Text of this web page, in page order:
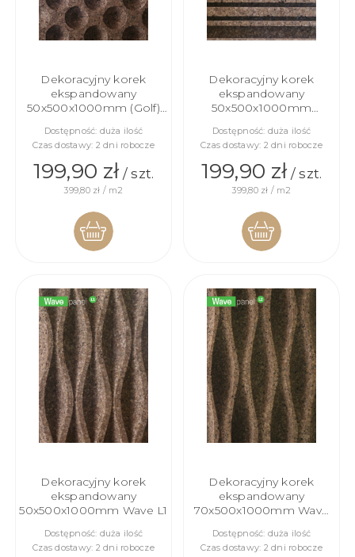
Dekoracyjny korek
ekspandowany
50x500x1000mm (Golf)
Dostępność: duża ilość
Czas dostawy: 2 dni robocze
199,90 zł/ szt.
399,80 zł / m2
KOSZYKA
Dekoracyjny korek
ekspandowany
50x500x1000mm
Dostępność: duża ilość
Czas dostawy: 2 dni robocze
199,90 zł/ szt.
399,80 zł / m2
KOSZYKA
Dekoracyjny korek
ekspandowany
50x500x1000mm Wave L1
Dostępność: duża ilość
Czas dostawy: 2 dni robocze
Dekoracyjny korek
ekspandowany
70x500x1000mm Wave
Dostępność: duża ilość
Czas dostawy: 2 dni robocze